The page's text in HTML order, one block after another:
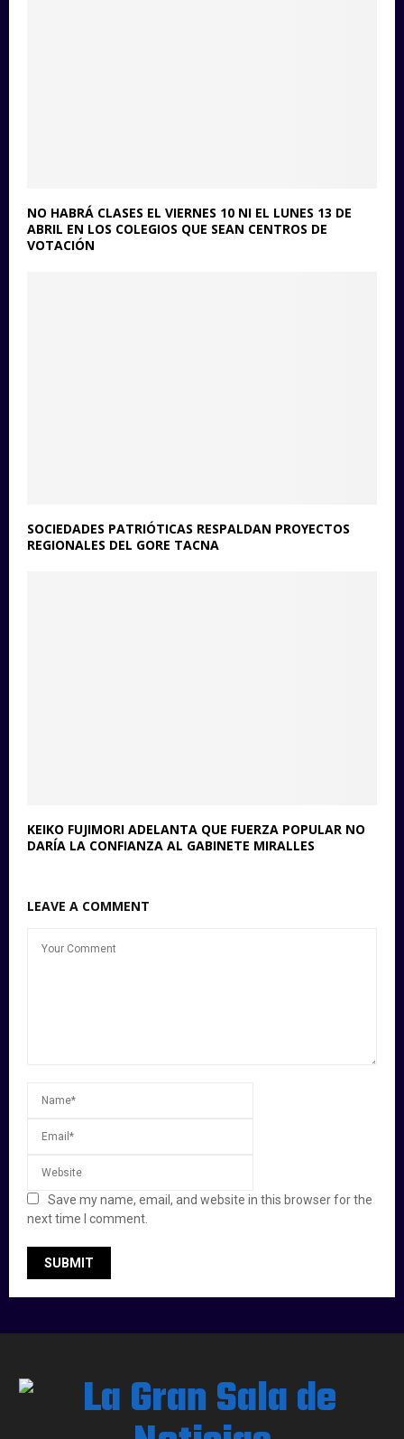
NO HABRÁ CLASES EL VIERNES 10 NI EL LUNES 13 DE
ABRIL EN LOS COLEGIOS QUE SEAN CENTROS DE
VOTACIÓN
SOCIEDADES PATRIÓTICAS RESPALDAN PROYECTOS
REGIONALES DEL GORE TACNA
KEIKO FUJIMORI ADELANTA QUE FUERZA POPULAR NO
DARÍA LA CONFIANZA AL GABINETE MIRALLES
LEAVE A COMMENT
Save my name, email, and website in this browser for the
next time I comment.